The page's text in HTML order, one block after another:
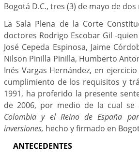
Bogotá D.C., tres (3) de mayo de dos
La Sala Plena de la Corte
doctores Rodrigo Escobar Gil -
José Cepeda Espinosa, Jaime
Nilson Pinilla Pinilla, Humberto
Inés Vargas Hernández, en
cumplimiento de los requisitos y
1991, ha proferido la presente
de 2006, por medio de la cual se
Colombia y el Reino de España
inversiones, hecho y firmado en
ANTECEDENTES